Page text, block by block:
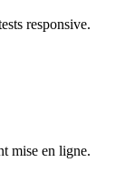
responsive.
mise en ligne.